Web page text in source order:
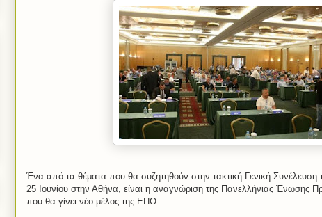
Ένα από τα θέματα που θα συζητηθούν στην τακτική Γενική Συνέλευση
25 Ιουνίου στην Αθήνα, είναι η αναγνώριση της Πανελλήνιας Ένωσης
που θα γίνει νέο μέλος της ΕΠΟ.